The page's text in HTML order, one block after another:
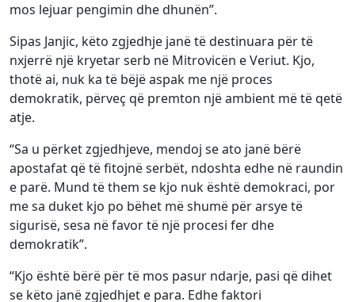
mos lejuar pengimin dhe dhunën”.
Sipas Janjic, këto zgjedhje janë të destinuara për të
nxjerrë një kryetar serb në Mitrovicën e Veriut. Kjo,
thotë ai, nuk ka të bëjë aspak me një proces
demokratik, përveç që premton një ambient më të qetë
atje.
“Sa u përket zgjedhjeve, mendoj se ato janë bërë
apostafat që të fitojnë serbët, ndoshta edhe në raundin
e parë. Mund të them se kjo nuk është demokraci, por
me sa duket kjo po bëhet më shumë për arsye të
sigurisë, sesa në favor të një procesi fer dhe
demokratik”.
“Kjo është bërë për të mos pasur ndarje, pasi që dihet
se këto janë zgjedhjet e para. Edhe faktori